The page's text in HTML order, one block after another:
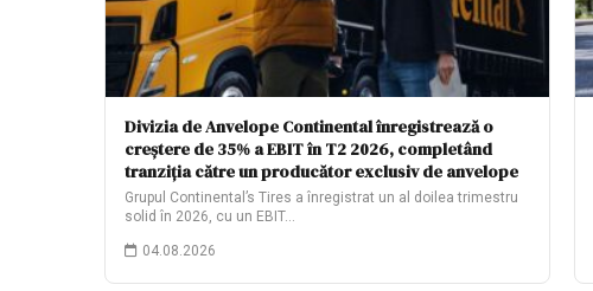
Divizia de Anvelope Continental înregistrează o
creștere de 35% a EBIT în T2 2026, completând
tranziția către un producător exclusiv de anvelope
Grupul Continental’s Tires a înregistrat un al doilea trimestru
solid în 2026, cu un EBIT…
04.08.2026